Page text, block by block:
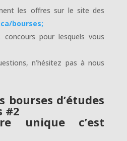
les offres sur le site des
bourses;
pour lesquels vous
n’hésitez pas à nous
bourses d’études
#2
unique c’est